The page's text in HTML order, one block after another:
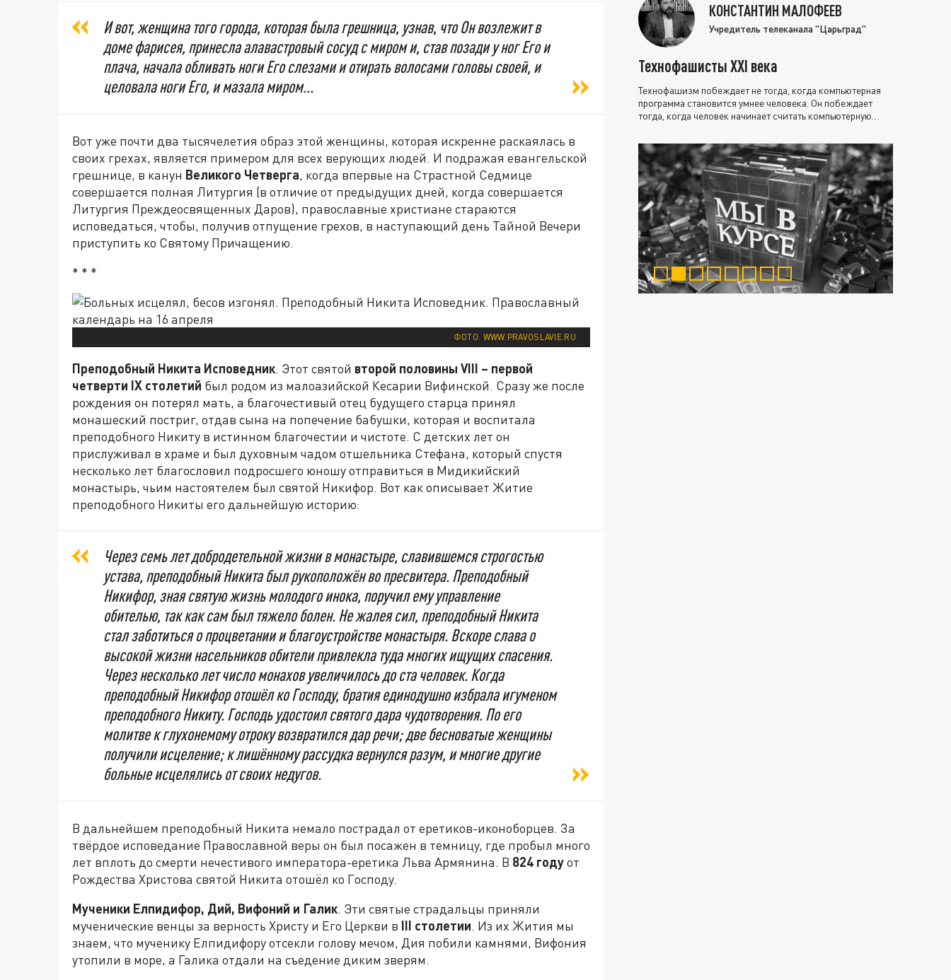
И вот, женщина того города, которая была грешница, узнав, что Он возлежит в
доме фарисея, принесла алавастровый сосуд с миром и, став позади у ног Его и
плача, начала обливать ноги Его слезами и отирать волосами головы своей, и
целовала ноги Его, и мазала миром...
Вот уже почти два тысячелетия образ этой женщины, которая искренне раскаялась в
своих грехах, является примером для всех верующих людей. И подражая евангельской
грешнице, в канун Великого Четверга, когда впервые на Страстной Седмице
совершается полная Литургия (в отличие от предыдущих дней, когда совершается
Литургия Преждеосвященных Даров), православные христиане стараются
исповедаться, чтобы, получив отпущение грехов, в наступающий день Тайной Вечери
приступить ко Святому Причащению.
* * *
ФОТО: WWW.PRAVOSLAVIE.RU
Преподобный Никита Исповедник. Этот святой второй половины VIII – первой
четверти IX столетий был родом из малоазийской Кесарии Вифинской. Сразу же после
рождения он потерял мать, а благочестивый отец будущего старца принял
монашеский постриг, отдав сына на попечение бабушки, которая и воспитала
преподобного Никиту в истинном благочестии и чистоте. С детских лет он
прислуживал в храме и был духовным чадом отшельника Стефана, который спустя
несколько лет благословил подросшего юношу отправиться в Мидикийский
монастырь, чьим настоятелем был святой Никифор. Вот как описывает Житие
преподобного Никиты его дальнейшую историю:
Через семь лет добродетельной жизни в монастыре, славившемся строгостью
устава, преподобный Никита был рукоположён во пресвитера. Преподобный
Никифор, зная святую жизнь молодого инока, поручил ему управление
обителью, так как сам был тяжело болен. Не жалея сил, преподобный Никита
стал заботиться о процветании и благоустройстве монастыря. Вскоре слава о
высокой жизни насельников обители привлекла туда многих ищущих спасения.
Через несколько лет число монахов увеличилось до ста человек. Когда
преподобный Никифор отошёл ко Господу, братия единодушно избрала игуменом
преподобного Никиту. Господь удостоил святого дара чудотворения. По его
молитве к глухонемому отроку возвратился дар речи; две бесноватые женщины
получили исцеление; к лишённому рассудка вернулся разум, и многие другие
больные исцелялись от своих недугов.
В дальнейшем преподобный Никита немало пострадал от еретиков-иконоборцев. За
твёрдое исповедание Православной веры он был посажен в темницу, где пробыл много
лет вплоть до смерти нечестивого императора-еретика Льва Армянина. В 824 годуот
Рождества Христова святой Никита отошёл ко Господу.
Мученики Елпидифор, Дий, Вифоний и Галик. Эти святые страдальцы приняли
мученические венцы за верность Христу и Его Церкви в III столетии. Из их Жития мы
знаем, что мученику Елпидифору отсекли голову мечом, Дия побили камнями, Вифония
утопили в море, а Галика отдали на съедение диким зверям.
КОНСТАНТИН МАЛОФЕЕВ
Учредитель телеканала "Царьград"
Технофашисты XXI века
Технофашизм побеждает не тогда, когда компьютерная
программа становится умнее человека. Он побеждает
тогда, когда человек начинает считать компьютерную